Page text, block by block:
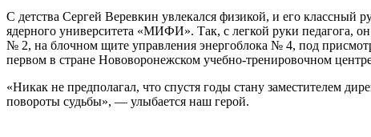
С детства Сергей Веревкин увлекался физикой, и его классный
ядерного университета «МИФИ». Так, с легкой руки педагога,
№ 2, на блочном щите управления энергоблока № 4, под
первом в стране Нововоронежском учебно-тренировочном
«Никак не предполагал, что спустя годы стану заместителем
повороты судьбы», — улыбается наш герой.